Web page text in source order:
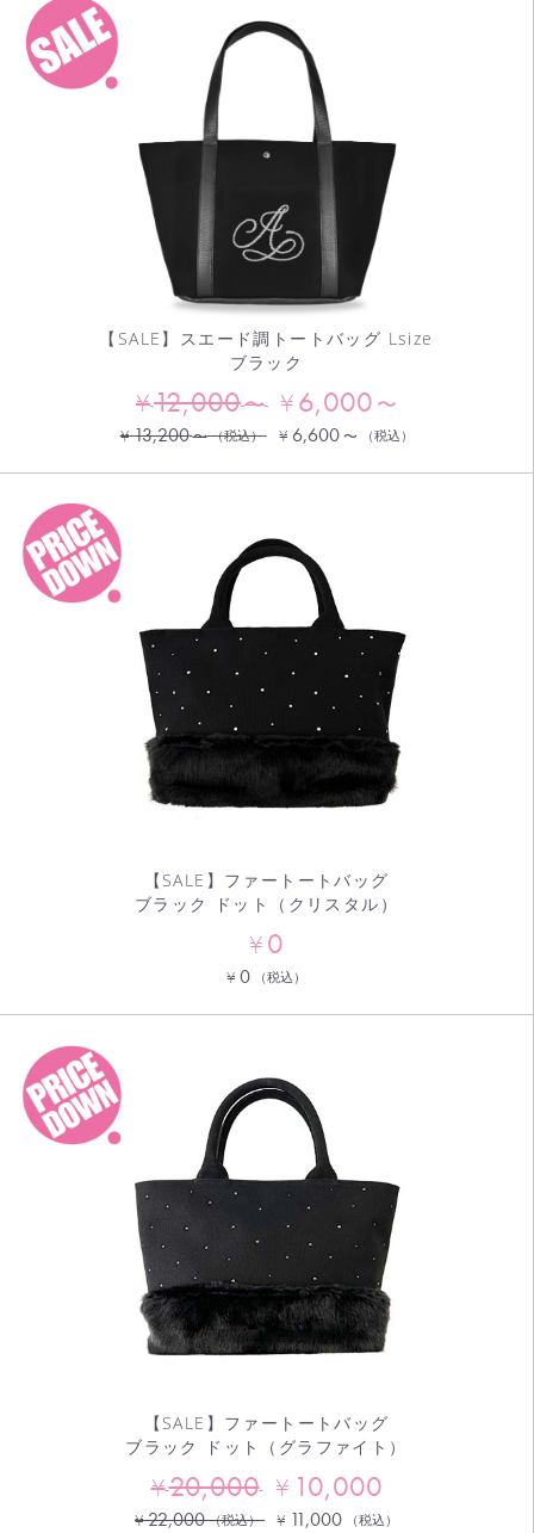
【SALE】スエード調トートバッグ Lsize
ブラック
¥12,000〜 ¥6,000 〜
¥13,200〜 （税込） ¥ 6,600 〜 （税込）
【SALE】ファートートバッグ
ブラック ドット（クリスタル）
¥0
¥ 0 （税込）
【SALE】ファートートバッグ
ブラック ドット（グラファイト）
¥20,000 ¥ 10,000
¥22,000 （税込） ¥ 11,000 （税込）